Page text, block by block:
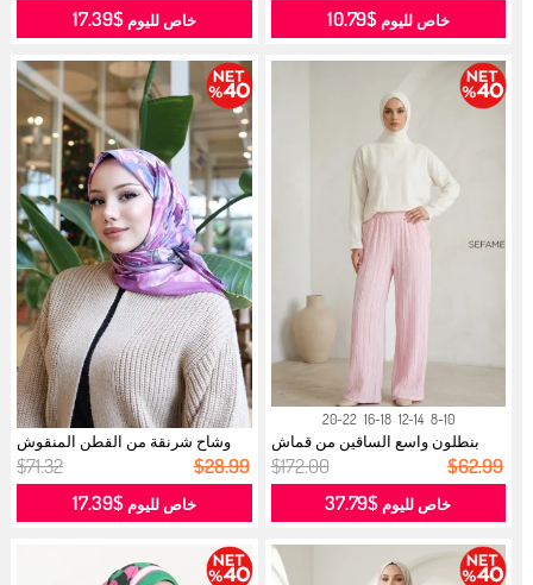
خاص لليوم$10.79 خاص لليوم$17.39
8-10
12-14
16-18
20-22
بنطلون واسع الساقين من قماش
الكريب ...
$172.00 $62.99
خاص لليوم $37.79
وشاح شرنقة من القطن المنقوش
70335-0...
$71.32 $28.99
خاص لليوم$17.39